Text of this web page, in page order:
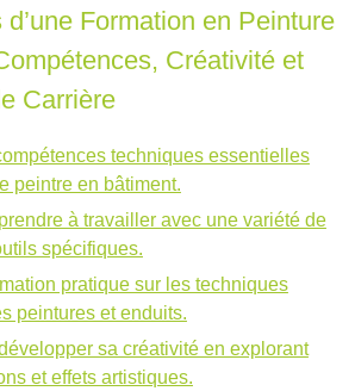
Formation en Peinture
Créativité et
Carrière
techniques essentielles
peintre en bâtiment.
à travailler avec une variété de
spécifiques.
pratique sur les techniques
peintures et enduits.
sa créativité en explorant
et effets artistiques.